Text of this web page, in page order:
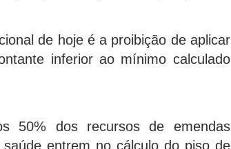
de hoje é a proibição de aplicar
inferior ao mínimo calculado
50% dos recursos de emendas
entrem no cálculo do piso de